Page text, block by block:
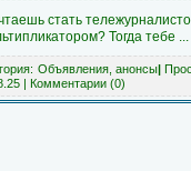
стать
Тогда тебе ...
Объявления, анонсы|
| Комментарии (0)